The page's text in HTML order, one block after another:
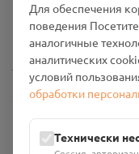
Политика
Промо-материалы
Настройки cookies
Общество с
Проект Помним»
ИНН: 6700029207
Для обеспечения
поведения
аналогичные
аналитических
условий
обработки
Технически